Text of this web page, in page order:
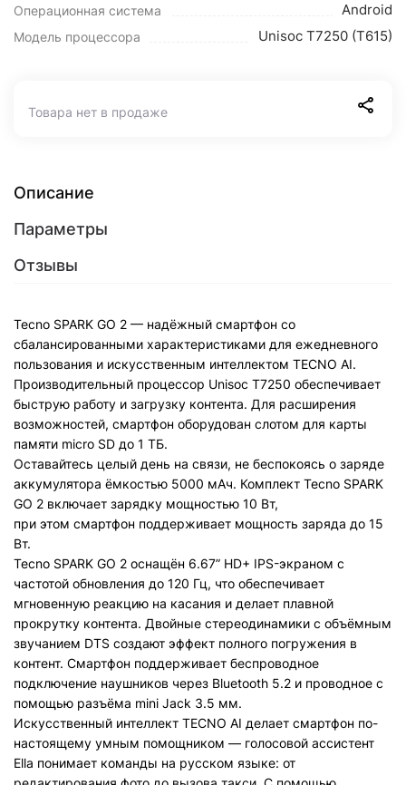
Операционная система Android
Модель процессора Unisoc T7250 (T615)
Товара нет в продаже
Описание
Параметры
Отзывы
Tecno SPARK GO 2 — надёжный смартфон со
сбалансированными характеристиками для ежедневного
пользования и искусственным интеллектом TECNO AI.
Производительный процессор Unisoc T7250 обеспечивает
быструю работу и загрузку контента. Для расширения
возможностей, смартфон оборудован слотом для карты
памяти micro SD до 1 ТБ.
Оставайтесь целый день на связи, не беспокоясь о заряде
аккумулятора ёмкостью 5000 мАч. Комплект Tecno SPARK
GO 2 включает зарядку мощностью 10 Вт,
при этом смартфон поддерживает мощность заряда до 15
Вт.
Tecno SPARK GO 2 оснащён 6.67” HD+ IPS-экраном с
частотой обновления до 120 Гц, что обеспечивает
мгновенную реакцию на касания и делает плавной
прокрутку контента. Двойные стереодинамики с объёмным
звучанием DTS создают эффект полного погружения в
контент. Смартфон поддерживает беспроводное
подключение наушников через Bluetooth 5.2 и проводное с
помощью разъёма mini Jack 3.5 мм.
Искусственный интеллект TECNO AI делает смартфон по-
настоящему умным помощником — голосовой ассистент
Ella понимает команды на русском языке: от